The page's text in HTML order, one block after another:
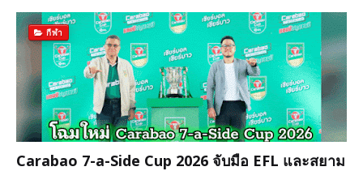
กีฬา
Carabao 7-a-Side Cup 2026 จับมือ EFL และสยาม